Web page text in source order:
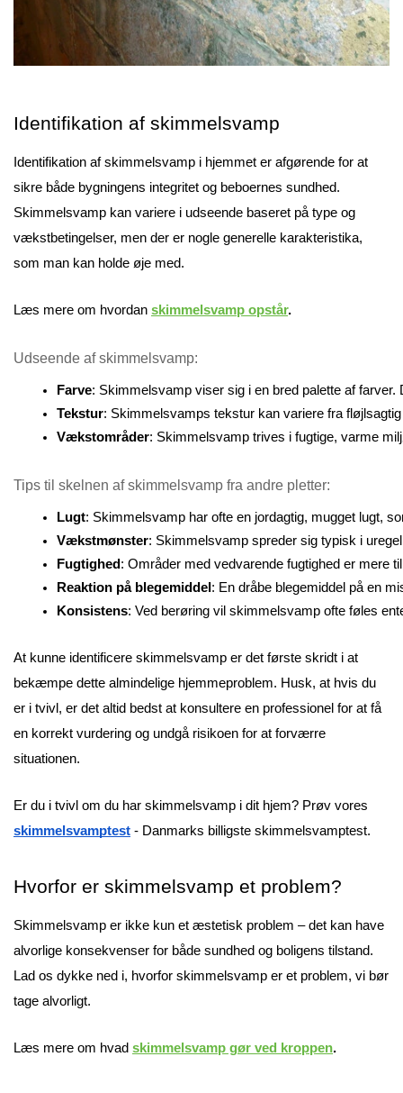
Identifikation af skimmelsvamp
Identifikation af skimmelsvamp i hjemmet er afgørende for at
sikre både bygningens integritet og beboernes sundhed.
Skimmelsvamp kan variere i udseende baseret på type og
vækstbetingelser, men der er nogle generelle karakteristika,
som man kan holde øje med.
Læs mere om hvordan skimmelsvamp opstår.
Udseende af skimmelsvamp:
Farve: Skimmelsvamp viser sig i en bred palette af
Tekstur: Skimmelsvamps tekstur kan variere fra
Vækstområder: Skimmelsvamp trives i fugtige, varme
Tips til skelnen af skimmelsvamp fra andre pletter:
Lugt: Skimmelsvamp har ofte en jordagtig, mugget lugt,
Vækstmønster: Skimmelsvamp spreder sig typisk i
Fugtighed : Områder med vedvarende fugtighed er mere
Reaktion på blegemiddel : En dråbe blegemiddel på en
Konsistens: Ved berøring vil skimmelsvamp ofte føles
At kunne identificere skimmelsvamp er det første skridt i at
bekæmpe dette almindelige hjemmeproblem. Husk, at hvis du
er i tvivl, er det altid bedst at konsultere en professionel for at få
en korrekt vurdering og undgå risikoen for at forværre
situationen.
Er du i tvivl om du har skimmelsvamp i dit hjem? Prøv vores
skimmelsvamptest - Danmarks billigste skimmelsvamptest.
Hvorfor er skimmelsvamp et problem?
Skimmelsvamp er ikke kun et æstetisk problem – det kan have
alvorlige konsekvenser for både sundhed og boligens tilstand.
Lad os dykke ned i, hvorfor skimmelsvamp er et problem, vi bør
tage alvorligt.
Læs mere om hvad skimmelsvamp gør ved kroppen.